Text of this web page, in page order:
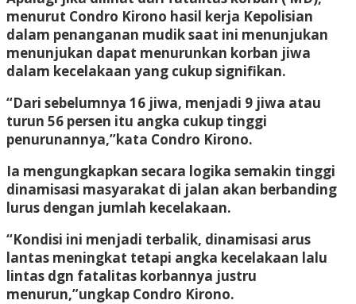
menurut Condro Kirono hasil kerja Kepolisian
dalam penanganan mudik saat ini menunjukan
menunjukan dapat menurunkan korban jiwa
dalam kecelakaan yang cukup signifikan.
“Dari sebelumnya 16 jiwa, menjadi 9 jiwa atau
turun 56 persen itu angka cukup tinggi
penurunannya,”kata Condro Kirono.
Ia mengungkapkan secara logika semakin tinggi
dinamisasi masyarakat di jalan akan berbanding
lurus dengan jumlah kecelakaan.
“Kondisi ini menjadi terbalik, dinamisasi arus
lantas meningkat tetapi angka kecelakaan lalu
lintas dgn fatalitas korbannya justru
menurun,”ungkap Condro Kirono.